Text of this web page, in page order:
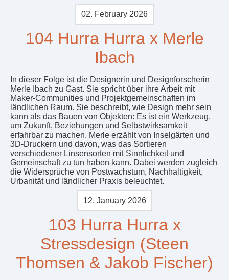
02. February 2026
104 Hurra Hurra x Merle
Ibach
In dieser Folge ist die Designerin und Designforscherin
Merle Ibach zu Gast. Sie spricht über ihre Arbeit mit
Maker-Communities und Projektgemeinschaften im
ländlichen Raum. Sie beschreibt, wie Design mehr sein
kann als das Bauen von Objekten: Es ist ein Werkzeug,
um Zukunft, Beziehungen und Selbstwirksamkeit
erfahrbar zu machen. Merle erzählt von Inselgärten und
3D-Druckern und davon, was das Sortieren
verschiedener Linsensorten mit Sinnlichkeit und
Gemeinschaft zu tun haben kann. Dabei werden zugleich
die Widersprüche von Postwachstum, Nachhaltigkeit,
Urbanität und ländlicher Praxis beleuchtet.
12. January 2026
103 Hurra Hurra x
Stressdesign (Steen
Thomsen & Jakob Fischer)